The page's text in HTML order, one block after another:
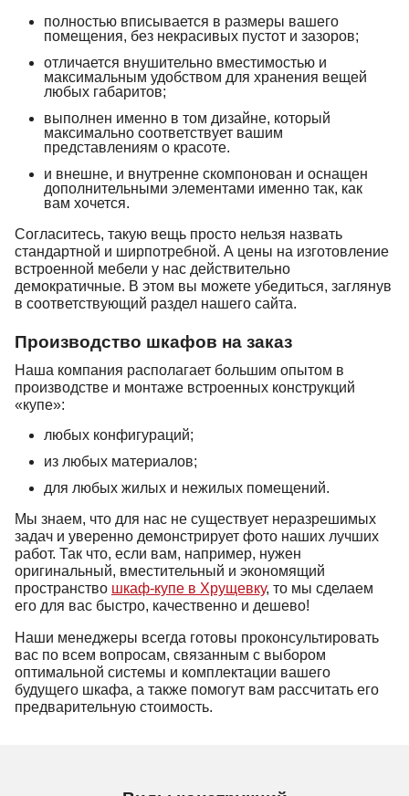
полностью вписывается в размеры вашего
помещения, без некрасивых пустот и зазоров;
отличается внушительно вместимостью и
максимальным удобством для хранения вещей
любых габаритов;
выполнен именно в том дизайне, который
максимально соответствует вашим
представлениям о красоте.
и внешне, и внутренне скомпонован и оснащен
дополнительными элементами именно так, как
вам хочется.
Согласитесь, такую вещь просто нельзя назвать
стандартной и ширпотребной. А цены на изготовление
встроенной мебели у нас действительно
демократичные. В этом вы можете убедиться, заглянув
в соответствующий раздел нашего сайта.
Производство шкафов на заказ
Наша компания располагает большим опытом в
производстве и монтаже встроенных конструкций
«купе»:
любых конфигураций;
из любых материалов;
для любых жилых и нежилых помещений.
Мы знаем, что для нас не существует неразрешимых
задач и уверенно демонстрирует фото наших лучших
работ. Так что, если вам, например, нужен
оригинальный, вместительный и экономящий
пространство шкаф-купе в Хрущевку, то мы сделаем
его для вас быстро, качественно и дешево!
Наши менеджеры всегда готовы проконсультировать
вас по всем вопросам, связанным с выбором
оптимальной системы и комплектации вашего
будущего шкафа, а также помогут вам рассчитать его
предварительную стоимость.